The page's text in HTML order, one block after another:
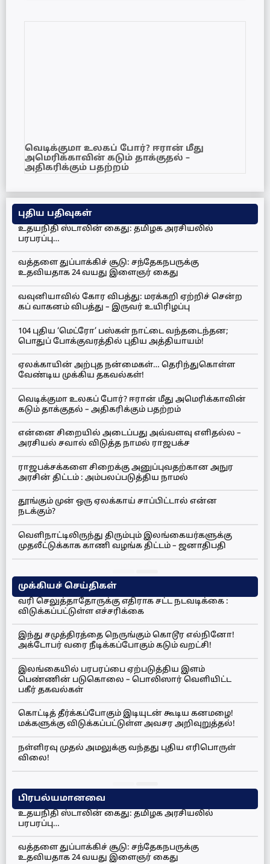
வெடிக்குமா உலகப் போர்? ஈரான் மீது
அமெரிக்காவின் கடும் தாக்குதல் –
அதிகரிக்கும் பதற்றம்
புதிய பதிவுகள்
உதயநிதி ஸ்டாலின் கைது: தமிழக அரசியலில்
பரபரப்பு…
வத்தளை துப்பாக்கிச் சூடு: சந்தேகநபருக்கு
உதவியதாக 24 வயது இளைஞர் கைது
வவுனியாவில் கோர விபத்து: மரக்கறி ஏற்றிச் சென்ற
கப் வாகனம் விபத்து – இருவர் உயிரிழப்பு
104 புதிய ‘மெட்ரோ’ பஸ்கள் நாட்டை வந்தடைந்தன;
பொதுப் போக்குவரத்தில் புதிய அத்தியாயம்!
ஏலக்காயின் அற்புத நன்மைகள்… தெரிந்துகொள்ள
வேண்டிய முக்கிய தகவல்கள்!
வெடிக்குமா உலகப் போர்? ஈரான் மீது அமெரிக்காவின்
கடும் தாக்குதல் – அதிகரிக்கும் பதற்றம்
என்னை சிறையில் அடைப்பது அவ்வளவு எளிதல்ல –
அரசியல் சவால் விடுத்த நாமல் ராஜபக்ச
ராஜபக்சக்களை சிறைக்கு அனுப்புவதற்கான அநுர
அரசின் திட்டம் : அம்பலப்படுத்திய நாமல்
தூங்கும் முன் ஒரு ஏலக்காய் சாப்பிட்டால் என்ன
நடக்கும்?
வெளிநாட்டிலிருந்து திரும்பும் இலங்கையர்களுக்கு
முதலீட்டுக்காக காணி வழங்க திட்டம் – ஜனாதிபதி
முக்கியச் செய்திகள்
வரி செலுத்தாதோருக்கு எதிராக சட்ட நடவடிக்கை :
விடுக்கப்பட்டுள்ள எச்சரிக்கை
இந்து சமுத்திரத்தை நெருங்கும் கொடூர எல்நினோ!
அக்டோபர் வரை நீடிக்கப்போகும் கடும் வறட்சி!
இலங்கையில் பரபரப்பை ஏற்படுத்திய இளம்
பெண்ணின் படுகொலை – பொலிஸார் வெளியிட்ட
பகீர் தகவல்கள்
கொட்டித் தீர்க்கப்போகும் இடியுடன் கூடிய கனமழை!
மக்களுக்கு விடுக்கப்பட்டுள்ள அவசர அறிவுறுத்தல்!
நள்ளிரவு முதல் அமலுக்கு வந்தது புதிய எரிபொருள்
விலை!
பிரபல்யமானவை
உதயநிதி ஸ்டாலின் கைது: தமிழக அரசியலில்
பரபரப்பு…
வத்தளை துப்பாக்கிச் சூடு: சந்தேகநபருக்கு
உதவியதாக 24 வயது இளைஞர் கைது